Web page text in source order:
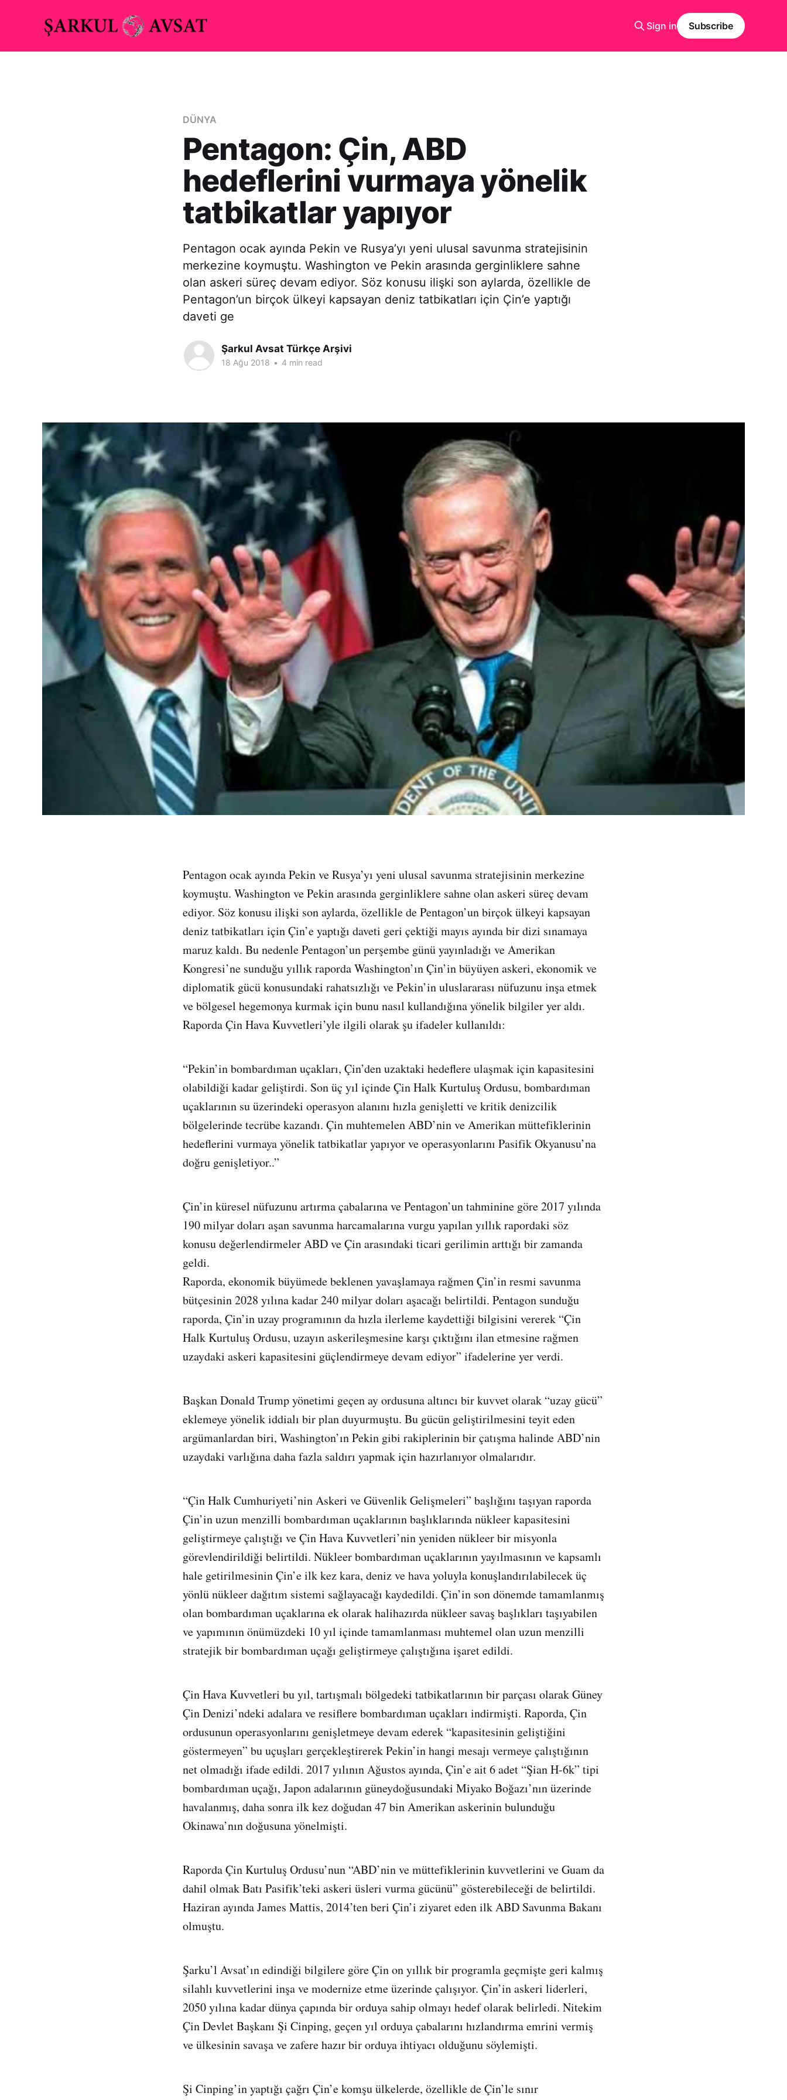
Sign in Subscribe
DÜNYA
Pentagon: Çin, ABD
hedeflerini vurmaya yönelik
tatbikatlar yapıyor
Pentagon ocak ayında Pekin ve Rusya’yı yeni ulusal savunma stratejisinin
merkezine koymuştu. Washington ve Pekin arasında gerginliklere sahne
olan askeri süreç devam ediyor. Söz konusu ilişki son aylarda, özellikle de
Pentagon’un birçok ülkeyi kapsayan deniz tatbikatları için Çin’e yaptığı
daveti ge
Şarkul Avsat Türkçe Arşivi
18 Ağu 2018 • 4 min read
Pentagon ocak ayında Pekin ve Rusya’yı yeni ulusal savunma stratejisinin merkezine
koymuştu. Washington ve Pekin arasında gerginliklere sahne olan askeri süreç devam
ediyor. Söz konusu ilişki son aylarda, özellikle de Pentagon’un birçok ülkeyi kapsayan
deniz tatbikatları için Çin’e yaptığı daveti geri çektiği mayıs ayında bir dizi sınamaya
maruz kaldı. Bu nedenle Pentagon’un perşembe günü yayınladığı ve Amerikan
Kongresi’ne sunduğu yıllık raporda Washington’ın Çin’in büyüyen askeri, ekonomik ve
diplomatik gücü konusundaki rahatsızlığı ve Pekin’in uluslararası nüfuzunu inşa etmek
ve bölgesel hegemonya kurmak için bunu nasıl kullandığına yönelik bilgiler yer aldı.
Raporda Çin Hava Kuvvetleri’yle ilgili olarak şu ifadeler kullanıldı:
“Pekin’in bombardıman uçakları, Çin’den uzaktaki hedeflere ulaşmak için kapasitesini
olabildiği kadar geliştirdi. Son üç yıl içinde Çin Halk Kurtuluş Ordusu, bombardıman
uçaklarının su üzerindeki operasyon alanını hızla genişletti ve kritik denizcilik
bölgelerinde tecrübe kazandı. Çin muhtemelen ABD’nin ve Amerikan müttefiklerinin
hedeflerini vurmaya yönelik tatbikatlar yapıyor ve operasyonlarını Pasifik Okyanusu’na
doğru genişletiyor..”
Çin’in küresel nüfuzunu artırma çabalarına ve Pentagon’un tahminine göre 2017 yılında
190 milyar doları aşan savunma harcamalarına vurgu yapılan yıllık rapordaki söz
konusu değerlendirmeler ABD ve Çin arasındaki ticari gerilimin arttığı bir zamanda
geldi.
Raporda, ekonomik büyümede beklenen yavaşlamaya rağmen Çin’in resmi savunma
bütçesinin 2028 yılına kadar 240 milyar doları aşacağı belirtildi. Pentagon sunduğu
raporda, Çin’in uzay programının da hızla ilerleme kaydettiği bilgisini vererek “Çin
Halk Kurtuluş Ordusu, uzayın askerileşmesine karşı çıktığını ilan etmesine rağmen
uzaydaki askeri kapasitesini güçlendirmeye devam ediyor” ifadelerine yer verdi.
Başkan Donald Trump yönetimi geçen ay ordusuna altıncı bir kuvvet olarak “uzay gücü”
eklemeye yönelik iddialı bir plan duyurmuştu. Bu gücün geliştirilmesini teyit eden
argümanlardan biri, Washington’ın Pekin gibi rakiplerinin bir çatışma halinde ABD’nin
uzaydaki varlığına daha fazla saldırı yapmak için hazırlanıyor olmalarıdır.
“Çin Halk Cumhuriyeti’nin Askeri ve Güvenlik Gelişmeleri” başlığını taşıyan raporda
Çin’in uzun menzilli bombardıman uçaklarının başlıklarında nükleer kapasitesini
geliştirmeye çalıştığı ve Çin Hava Kuvvetleri’nin yeniden nükleer bir misyonla
görevlendirildiği belirtildi. Nükleer bombardıman uçaklarının yayılmasının ve kapsamlı
hale getirilmesinin Çin’e ilk kez kara, deniz ve hava yoluyla konuşlandırılabilecek üç
yönlü nükleer dağıtım sistemi sağlayacağı kaydedildi. Çin’in son dönemde tamamlanmış
olan bombardıman uçaklarına ek olarak halihazırda nükleer savaş başlıkları taşıyabilen
ve yapımının önümüzdeki 10 yıl içinde tamamlanması muhtemel olan uzun menzilli
stratejik bir bombardıman uçağı geliştirmeye çalıştığına işaret edildi.
Çin Hava Kuvvetleri bu yıl, tartışmalı bölgedeki tatbikatlarının bir parçası olarak Güney
Çin Denizi’ndeki adalara ve resiflere bombardıman uçakları indirmişti. Raporda, Çin
ordusunun operasyonlarını genişletmeye devam ederek “kapasitesinin geliştiğini
göstermeyen” bu uçuşları gerçekleştirerek Pekin’in hangi mesajı vermeye çalıştığının
net olmadığı ifade edildi. 2017 yılının Ağustos ayında, Çin’e ait 6 adet “Şian H-6k” tipi
bombardıman uçağı, Japon adalarının güneydoğusundaki Miyako Boğazı’nın üzerinde
havalanmış, daha sonra ilk kez doğudan 47 bin Amerikan askerinin bulunduğu
Okinawa’nın doğusuna yönelmişti.
Raporda Çin Kurtuluş Ordusu’nun “ABD’nin ve müttefiklerinin kuvvetlerini ve Guam da
dahil olmak Batı Pasifik’teki askeri üsleri vurma gücünü” gösterebileceği de belirtildi.
Haziran ayında James Mattis, 2014’ten beri Çin’i ziyaret eden ilk ABD Savunma Bakanı
olmuştu.
Şarku’l Avsat’ın edindiği bilgilere göre Çin on yıllık bir programla geçmişte geri kalmış
silahlı kuvvetlerini inşa ve modernize etme üzerinde çalışıyor. Çin’in askeri liderleri,
2050 yılına kadar dünya çapında bir orduya sahip olmayı hedef olarak belirledi. Nitekim
Çin Devlet Başkanı Şi Cinping, geçen yıl orduya çabalarını hızlandırma emrini vermiş
ve ülkesinin savaşa ve zafere hazır bir orduya ihtiyacı olduğunu söylemişti.
Şi Cinping’in yaptığı çağrı Çin’e komşu ülkelerde, özellikle de Çin’le sınır